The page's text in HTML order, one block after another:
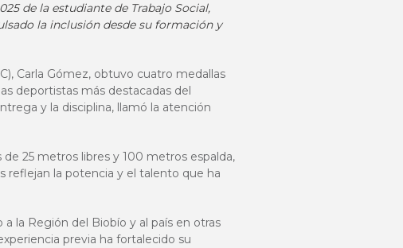
de la estudiante de Trabajo Social,
la inclusión desde su formación y
Carla Gómez, obtuvo cuatro medallas
deportistas más destacadas del
y la disciplina, llamó la atención
25 metros libres y 100 metros espalda,
reflejan la potencia y el talento que ha
la Región del Biobío y al país en otras
previa ha fortalecido su